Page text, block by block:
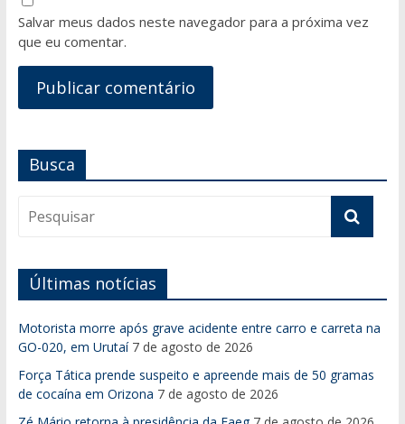
Salvar meus dados neste navegador para a próxima vez
que eu comentar.
Busca
Últimas notícias
Motorista morre após grave acidente entre carro e carreta na
GO-020, em Urutaí 7 de agosto de 2026
Força Tática prende suspeito e apreende mais de 50 gramas
de cocaína em Orizona 7 de agosto de 2026